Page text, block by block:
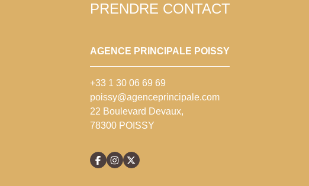
PRENDRE CONTACT
AGENCE PRINCIPALE POISSY
+33 1 30 06 69 69
poissy@agenceprincipale.com
22 Boulevard Devaux,
78300 POISSY